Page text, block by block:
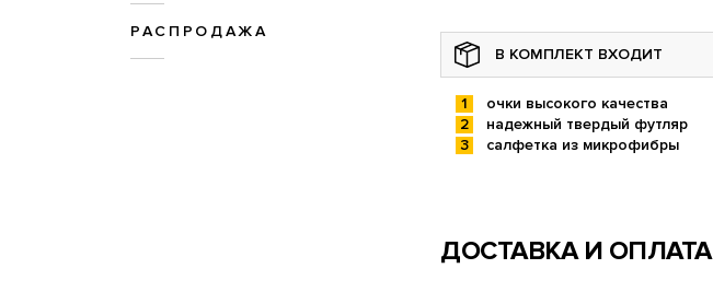
РАСПРОДАЖА
В КОМПЛЕКТ ВХОДИТ
очки высокого качества
надежный твердый футляр
салфетка из микрофибры
ДОСТАВКА И ОПЛАТА